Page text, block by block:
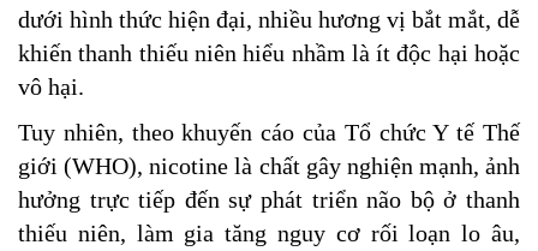
dưới hình thức hiện đại, nhiều hương vị bắt mắt, dễ
khiến thanh thiếu niên hiểu nhầm là ít độc hại hoặc
vô hại.
Tuy nhiên, theo khuyến cáo của Tổ chức Y tế Thế
giới (WHO), nicotine là chất gây nghiện mạnh, ảnh
hưởng trực tiếp đến sự phát triển não bộ ở thanh
thiếu niên, làm gia tăng nguy cơ rối loạn lo âu,